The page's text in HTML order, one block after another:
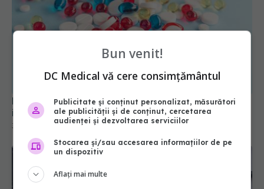
infarct și AVC
Bun venit!
DC Medical vă cere consimțământul
Publicitate și conținut personalizat, măsurători
ale publicității și de conținut, cercetarea
audienței și dezvoltarea serviciilor
Stocarea și/sau accesarea informațiilor de pe
un dispozitiv
Aflați mai multe